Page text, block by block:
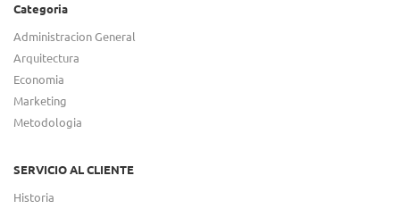
Categoria
Administracion General
Arquitectura
Economia
Marketing
Metodologia
SERVICIO AL CLIENTE
Historia